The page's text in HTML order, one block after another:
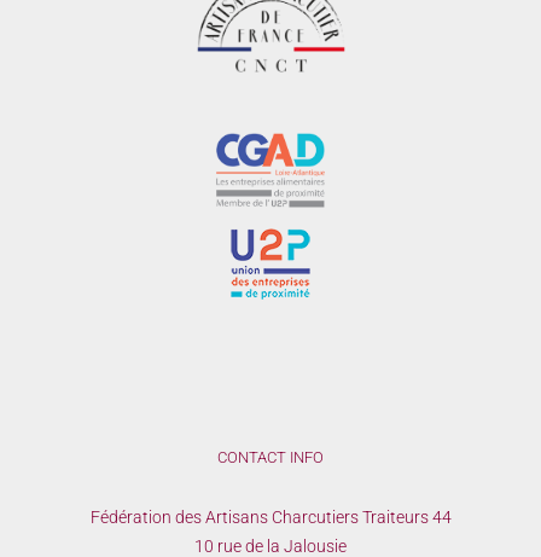
CONTACT INFO
Fédération des Artisans Charcutiers Traiteurs 44
10 rue de la Jalousie